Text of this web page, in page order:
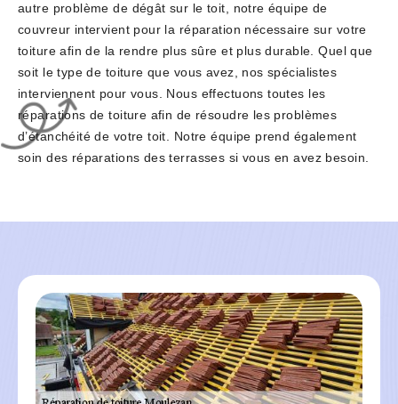
autre problème de dégât sur le toit, notre équipe de
couvreur intervient pour la réparation nécessaire sur votre
toiture afin de la rendre plus sûre et plus durable. Quel que
soit le type de toiture que vous avez, nos spécialistes
interviennent pour vous. Nous effectuons toutes les
réparations de toiture afin de résoudre les problèmes
d’étanchéité de votre toit. Notre équipe prend également
soin des réparations des terrasses si vous en avez besoin.